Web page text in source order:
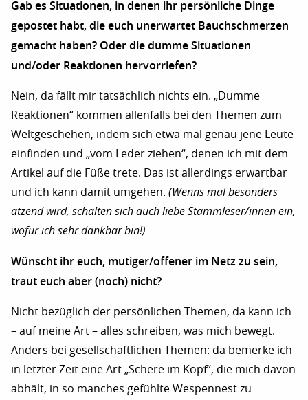
Gab es Situationen, in denen ihr persönliche Dinge
gepostet habt, die euch unerwartet Bauchschmerzen
gemacht haben? Oder die dumme Situationen
und/oder Reaktionen hervorriefen?
Nein, da fällt mir tatsächlich nichts ein. „Dumme
Reaktionen“ kommen allenfalls bei den Themen zum
Weltgeschehen, indem sich etwa mal genau jene Leute
einfinden und „vom Leder ziehen“, denen ich mit dem
Artikel auf die Füße trete. Das ist allerdings erwartbar
und ich kann damit umgehen. (Wenns mal besonders
ätzend wird, schalten sich auch liebe Stammleser/innen ein,
wofür ich sehr dankbar bin!)
Wünscht ihr euch, mutiger/offener im Netz zu sein,
traut euch aber (noch) nicht?
Nicht bezüglich der persönlichen Themen, da kann ich
– auf meine Art – alles schreiben, was mich bewegt.
Anders bei gesellschaftlichen Themen: da bemerke ich
in letzter Zeit eine Art „Schere im Kopf“, die mich davon
abhält, in so manches gefühlte Wespennest zu